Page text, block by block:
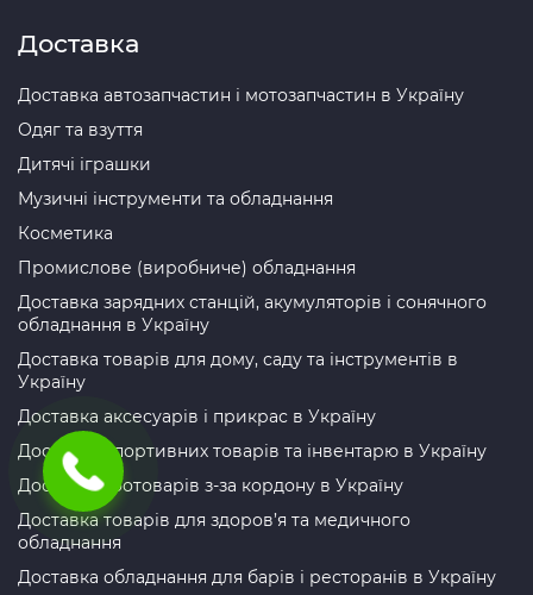
Доставка
Доставка автозапчастин і мотозапчастин в Україну
Одяг та взуття
Дитячі іграшки
Музичні інструменти та обладнання
Косметика
Промислове (виробниче) обладнання
Доставка зарядних станцій, акумуляторів і сонячного
обладнання в Україну
Доставка товарів для дому, саду та інструментів в
Україну
Доставка аксесуарів і прикрас в Україну
Доставка спортивних товарів та інвентарю в Україну
Доставка зоотоварів з-за кордону в Україну
Доставка товарів для здоров’я та медичного
обладнання
Доставка обладнання для барів і ресторанів в Україну